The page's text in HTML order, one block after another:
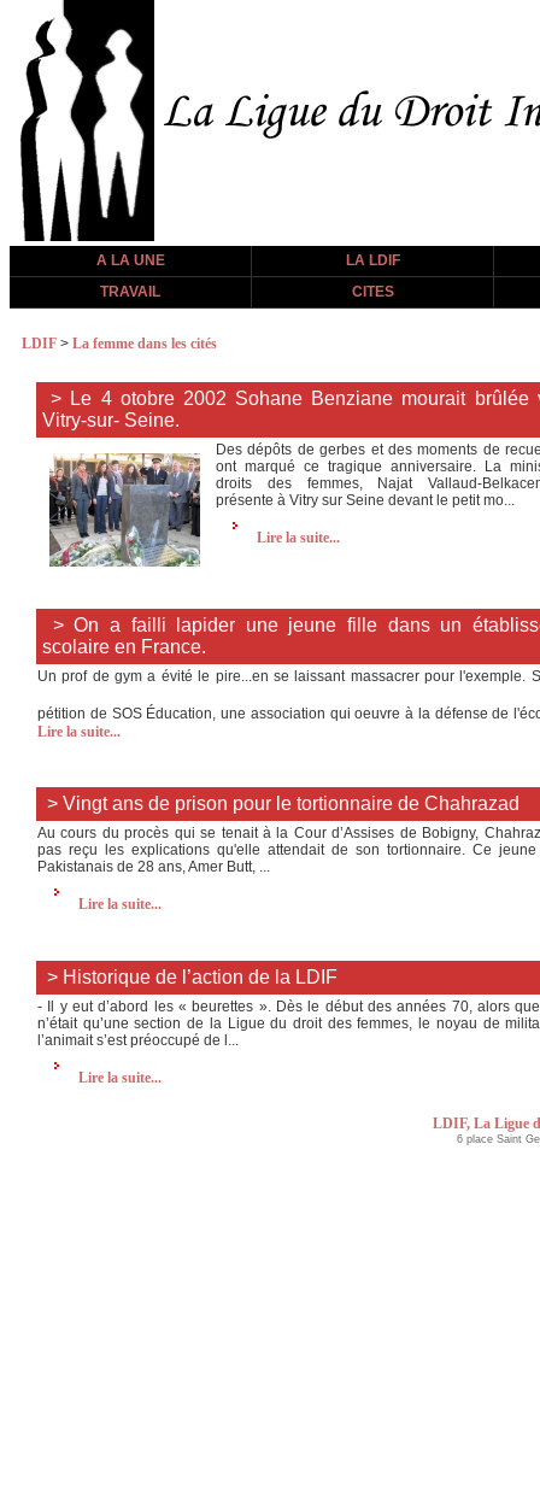
A LA UNE
LA LDIF
TRAVAIL
CITES
LDIF > La femme dans les cités
> Le 4 otobre 2002 Sohane Benziane mourait brûlée
Vitry-sur- Seine.
Des dépôts de gerbes et des moments de
ont marqué ce tragique anniversaire. La
droits des femmes, Najat Vallaud-
présente à Vitry sur Seine devant le petit mo...
Lire la suite...
> On a failli lapider une jeune fille dans un
scolaire en France.
Un prof de gym a évité le pire...en se laissant massacrer pour l'exemple.
pétition de SOS Éducation, une association qui oeuvre à la défense de
Lire la suite...
> Vingt ans de prison pour le tortionnaire de Chahrazad
Au cours du procès qui se tenait à la Cour d’Assises de Bobigny,
pas reçu les explications qu'elle attendait de son tortionnaire. Ce jeune
Pakistanais de 28 ans, Amer Butt, ...
Lire la suite...
> Historique de l’action de la LDIF
- Il y eut d’abord les « beurettes ». Dès le début des années 70, alors
n’était qu’une section de la Ligue du droit des femmes, le noyau de
l’animait s’est préoccupé de l...
Lire la suite...
LDIF, La Ligue
6 place Saint